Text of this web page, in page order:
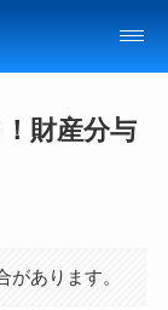
財産分与
あります。